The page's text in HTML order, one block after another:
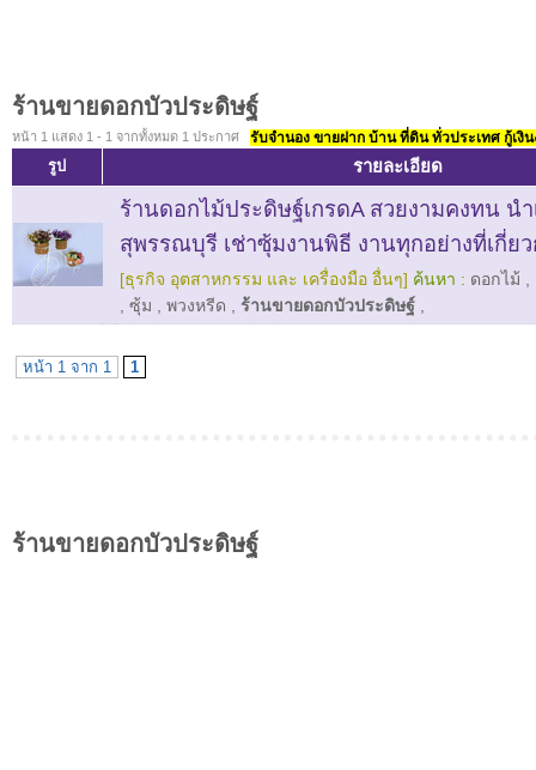
ร้านขายดอกบัวประดิษฐ์
หน้า 1 แสดง 1 - 1 จากทั้งหมด 1 ประกาศ รับจำนอง ขายฝาก บ้าน ที่ดิน ทั่วประเทศ กู้เงิ
รูป รายละเอียด
ร้านดอกไม้ประดิษฐ์เกรดA สวยงามคงทน นำ
สุพรรณบุรี เช่าซุ้มงานพิธี งานทุกอย่างที่เกี่ย
[ธุรกิจ อุตสาหกรรม และ เครื่องมือ อื่นๆ] ค้นหา : ดอกไม้
ซุ้ม พวงหรีด ร้านขายดอกบัวประดิษฐ์
หน้า 1 จาก 1 1
ร้านขายดอกบัวประดิษฐ์